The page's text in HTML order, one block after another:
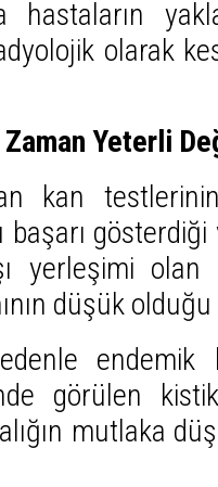
hastaların
olarak
Yeterli
kan
başarı
yerleşimi
düşük
endemik
görülen kistik
mutlaka